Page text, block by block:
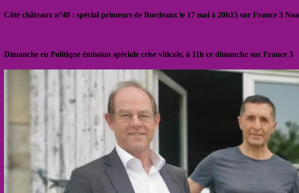
Côté châteaux n°40 : spécial primeurs de Bordeaux le 17 mai à 20h15 sur France 3 Noa
Dimanche en Politique émission spéciale crise viticole, à 11h ce dimanche sur France 3